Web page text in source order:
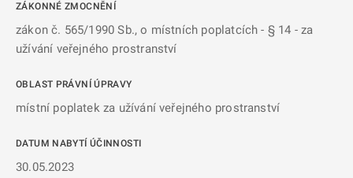
ZÁKONNÉ ZMOCNĚNÍ
zákon č. 565/1990 Sb., o místních poplatcích - § 14 - za
užívání veřejného prostranství
OBLAST PRÁVNÍ ÚPRAVY
místní poplatek za užívání veřejného prostranství
DATUM NABYTÍ ÚČINNOSTI
30.05.2023